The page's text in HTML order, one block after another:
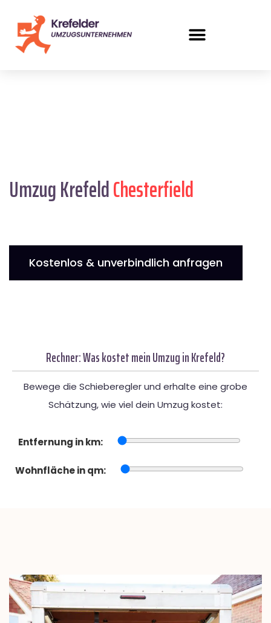
Umzug KrefeldChesterfield
Kostenlos & unverbindlich anfragen
Rechner: Was kostet mein Umzug in Krefeld?
Bewege die Schieberegler und erhalte eine grobe
Schätzung, wie viel dein Umzug kostet:
Entfernung in km:
Wohnfläche in qm: